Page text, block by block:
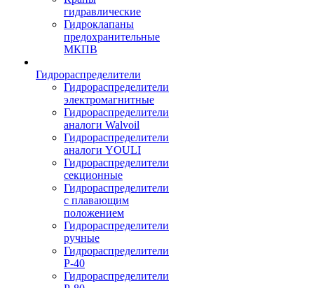
гидравлические
Гидроклапаны
предохранительные
МКПВ
Гидрораспределители
Гидрораспределители
электромагнитные
Гидрораспределители
аналоги Walvoil
Гидрораспределители
аналоги YOULI
Гидрораспределители
секционные
Гидрораспределители
с плавающим
положением
Гидрораспределители
ручные
Гидрораспределители
Р-40
Гидрораспределители